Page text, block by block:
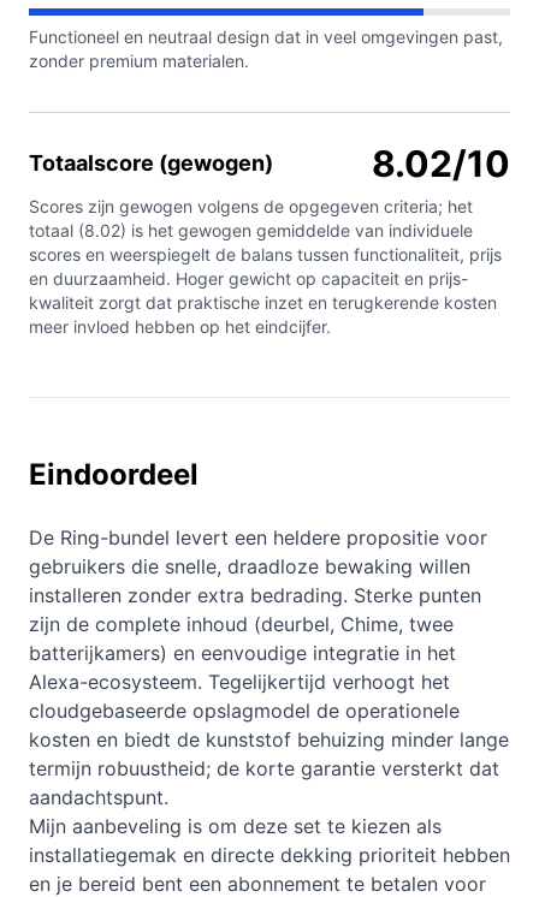
Functioneel en neutraal design dat in veel omgevingen past,
zonder premium materialen.
Totaalscore (gewogen) 8.02/10
Scores zijn gewogen volgens de opgegeven criteria; het
totaal (8.02) is het gewogen gemiddelde van individuele
scores en weerspiegelt de balans tussen functionaliteit, prijs
en duurzaamheid. Hoger gewicht op capaciteit en prijs-
kwaliteit zorgt dat praktische inzet en terugkerende kosten
meer invloed hebben op het eindcijfer.
Eindoordeel
De Ring-bundel levert een heldere propositie voor
gebruikers die snelle, draadloze bewaking willen
installeren zonder extra bedrading. Sterke punten
zijn de complete inhoud (deurbel, Chime, twee
batterijkamers) en eenvoudige integratie in het
Alexa-ecosysteem. Tegelijkertijd verhoogt het
cloudgebaseerde opslagmodel de operationele
kosten en biedt de kunststof behuizing minder lange
termijn robuustheid; de korte garantie versterkt dat
aandachtspunt.
Mijn aanbeveling is om deze set te kiezen als
installatiegemak en directe dekking prioriteit hebben
en je bereid bent een abonnement te betalen voor